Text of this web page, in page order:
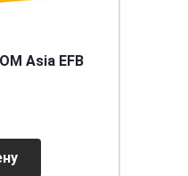
Asia EFB